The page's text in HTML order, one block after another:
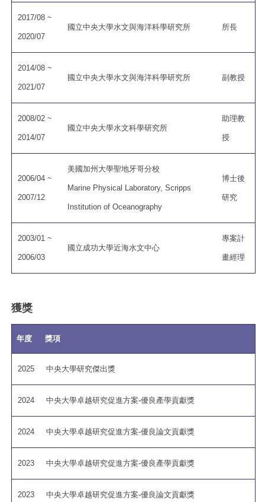
2017/08 ~
2020/07
國立中央大學水文與海洋科學研究所 所長
2014/08 ~
2021/07
國立中央大學水文與海洋科學研究所 副教授
2008/02 ~
2014/07
國立中央大學水文科學研究所
助理教
授
2006/04 ~
2007/12
美國加州大學聖地牙哥分校
Marine Physical Laboratory, Scripps
Institution of Oceanography
博士後
研究
2003/01 ~
2006/03
國立成功大學近海水文中心
專案計
畫經理
獲獎
年度 獎項
2025 中央大學研究傑出獎
2024 中央大學卓越研究促進方案-優良產學貢獻獎
2024 中央大學卓越研究促進方案-優良論文貢獻獎
2023 中央大學卓越研究促進方案-優良產學貢獻獎
2023 中央大學卓越研究促進方案-優良論文貢獻獎